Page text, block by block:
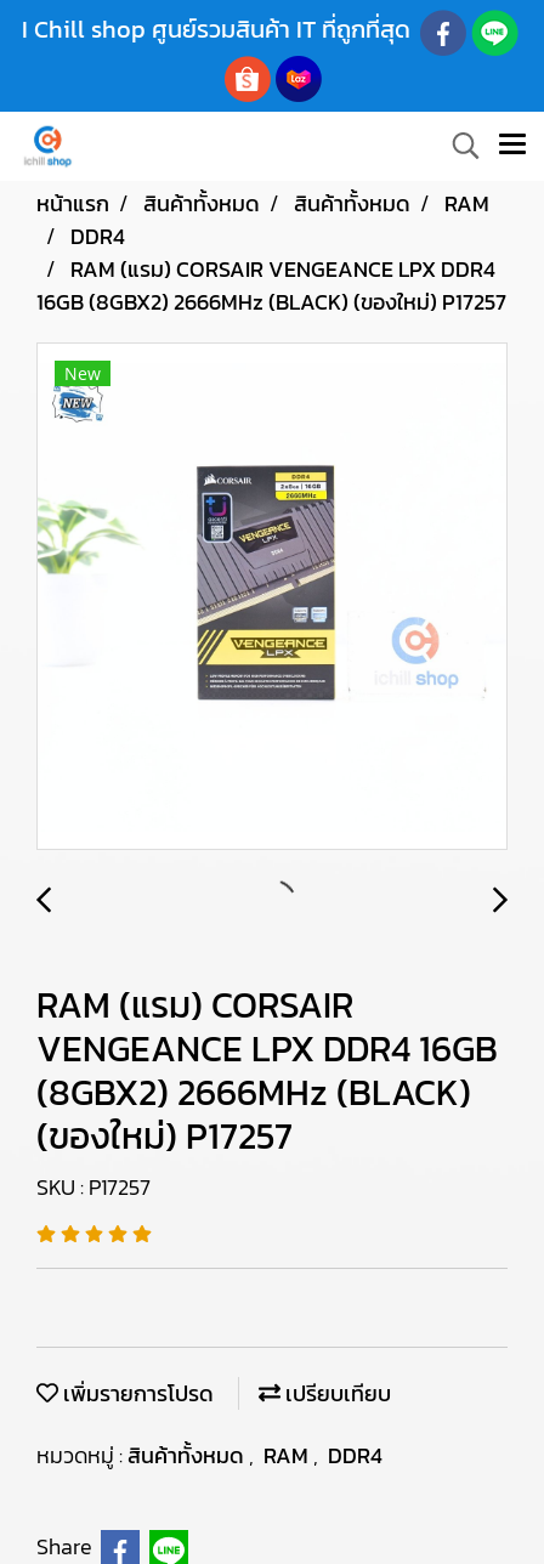
I Chill shop ศูนย์รวมสินค้า IT ที่ถูกที่สุด
หน้าแรก สินค้าทั้งหมด สินค้าทั้งหมด
RAM
DDR4
RAM (แรม) CORSAIR VENGEANCE LPX DDR4
16GB (8GBX2) 2666MHz (BLACK) (ของใหม่) P17257
New
RAM (แรม) CORSAIR
VENGEANCE LPX DDR4 16GB
(8GBX2) 2666MHz (BLACK)
(ของใหม่) P17257
SKU : P17257
เพิ่มรายการโปรด
เปรียบเทียบ
หมวดหมู่ :สินค้าทั้งหมด , RAM , DDR4
Share